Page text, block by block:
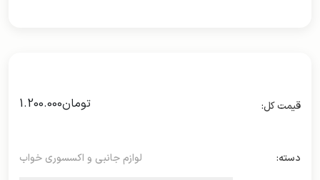
تومان1.200.000
دسته: لوازم جانبی و اکسسوری خواب